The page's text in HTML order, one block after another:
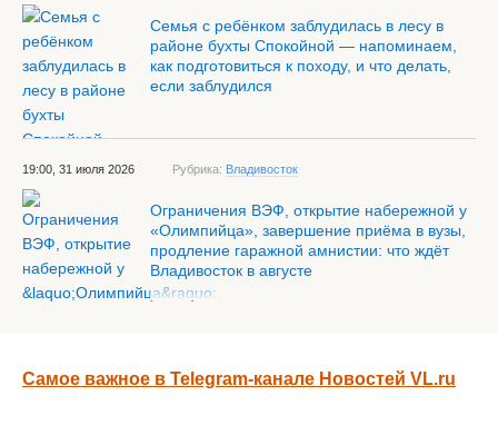
Семья с ребёнком заблудилась в лесу в
районе бухты Спокойной — напоминаем,
как подготовиться к походу, и что делать,
если заблудился
19:00, 31 июля 2026 Рубрика: Владивосток
Ограничения ВЭФ, открытие набережной у
«Олимпийца», завершение приёма в вузы,
продление гаражной амнистии: что ждёт
Владивосток в августе
Самое важное в Telegram-канале Новостей VL.ru